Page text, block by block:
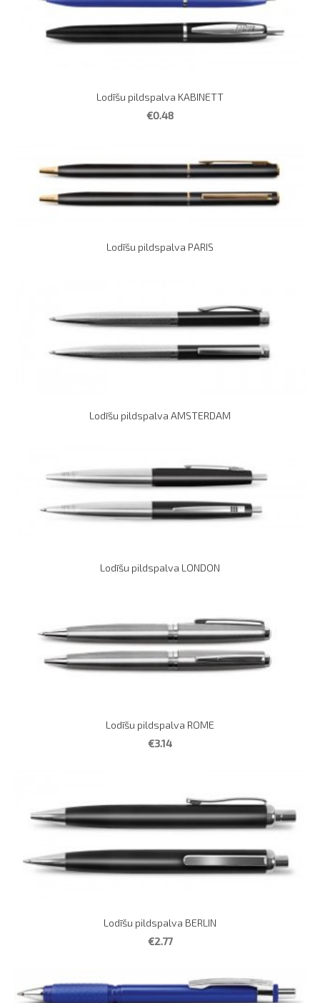
Lodīšu pildspalva KABINETT
€0.48
Lodīšu pildspalva PARIS
Lodīšu pildspalva AMSTERDAM
Lodīšu pildspalva LONDON
Lodīšu pildspalva ROME
€3.14
Lodīšu pildspalva BERLIN
€2.77